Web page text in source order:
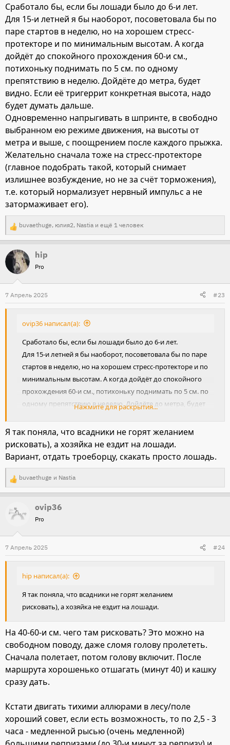
Сработало бы, если бы лошади было до 6-и лет.
Для 15-и летней я бы наоборот, посоветовала бы по
паре стартов в неделю, но на хорошем стресс-
протекторе и по минимальным высотам. А когда
дойдёт до спокойного прохождения 60-и см.,
потихоньку поднимать по 5 см. по одному
препятствию в неделю. Дойдёте до метра, будет
видно. Если её тригеррит конкретная высота, надо
будет думать дальше.
Одновременно напрыгивать в шпринте, в свободно
выбранном ею режиме движения, на высоты от
метра и выше, с поощрением после каждого прыжка.
Желательно сначала тоже на стресс-протекторе
(главное подобрать такой, который снимает
излишнее возбуждение, но не за счёт торможения),
т.е. который нормализует нервный импульс а не
затормаживает его).
Р
е
а
и
и
buvaethuge, юлия2, Nastia и ещё 1 человек
hip
Pro
7 Апрель 2025 #23
ovip36 написал(а):
Сработало бы, если бы лошади было до 6-и лет.
Для 15-и летней я бы наоборот, посоветовала бы по паре
стартов в неделю, но на хорошем стресс-протекторе и по
минимальным высотам. А когда дойдёт до спокойного
прохождения 60-и см., потихоньку поднимать по 5 см. по
одному препятствию в неделю. Дойдёте до метра, будет
Одновременно напрыгивать в шпринте, в свободно
выбранном ею режиме движения, на высоты от метра и
Желательно сначала тоже на стресс-протекторе (главное
подобрать такой, который снимает излишнее
возбуждение, но не за счёт торможения), т.е. который
нормализует нервный импульс а не затормаживает его).
Нажмите для раскрытия...
Я так поняла, что всадники не горят желанием
рисковать), а хозяйка не ездит на лошади.
Вариант, отдать троеборцу, скакать просто лошадь.
Р
е
а
к
и
и
buvaethuge и Nastia
ovip36
Pro
7 Апрель 2025 #24
hip написал(а):
Я так поняла, что всадники не горят желанием
рисковать), а хозяйка не ездит на лошади.
На 40-60-и см. чего там рисковать? Это можно на
свободном поводу, даже сломя голову пролететь.
Сначала полетает, потом голову включит. После
маршрута хорошенько отшагать (минут 40) и кашку
сразу дать.
Кстати двигать тихими аллюрами в лесу/поле
хороший совет, если есть возможность, то по 2,5 - 3
часа - медленной рысью (очень медленной)